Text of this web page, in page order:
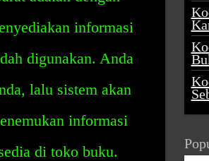
informasi
digunakan. Anda
lalu sistem akan
informasi
di toko buku.